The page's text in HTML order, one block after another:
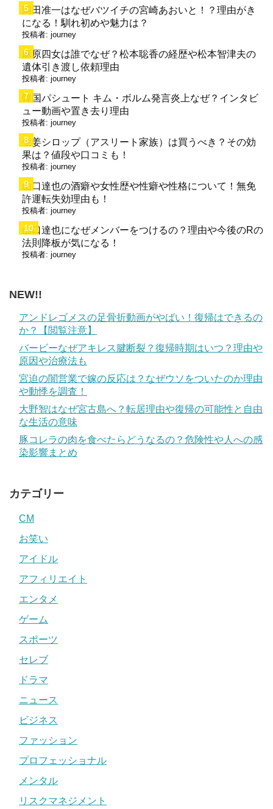
岡田准一はなぜバツイチの宮崎あおいと！？理由がき
になる！馴れ初めや魅力は？
投稿者: journey
麻原四女は誰でなぜ？松本聡香の経歴や松本智津夫の
遺体引き渡し依頼理由
投稿者: journey
韓国パシュート キム・ボルム発言炎上なぜ？インタビ
ュー動画や置き去り理由
投稿者: journey
生姜シロップ（アスリート家族）は買うべき？その効
果は？値段や口コミも！
投稿者: journey
山口達也の酒癖や女性歴や性癖や性格について！無免
許運転失効理由も！
投稿者: journey
山口達也になぜメンバーをつけるの？理由や今後のRの
法則降板が気になる！
投稿者: journey
NEW!!
アンドレゴメスの足骨折動画がやばい！復帰はできるの
か？【閲覧注意】
バービーなぜアキレス腱断裂？復帰時期はいつ？理由や
原因や治療法も
宮迫の闇営業で嫁の反応は？なぜウソをついたのか理由
や動悸を調査！
大野智はなぜ宮古島へ？転居理由や復帰の可能性と自由
な生活の意味
豚コレラの肉を食べたらどうなるの？危険性や人への感
染影響まとめ
カテゴリー
CM
お笑い
アイドル
アフィリエイト
エンタメ
ゲーム
スポーツ
セレブ
ドラマ
ニュース
ビジネス
ファッション
プロフェッショナル
メンタル
リスクマネジメント